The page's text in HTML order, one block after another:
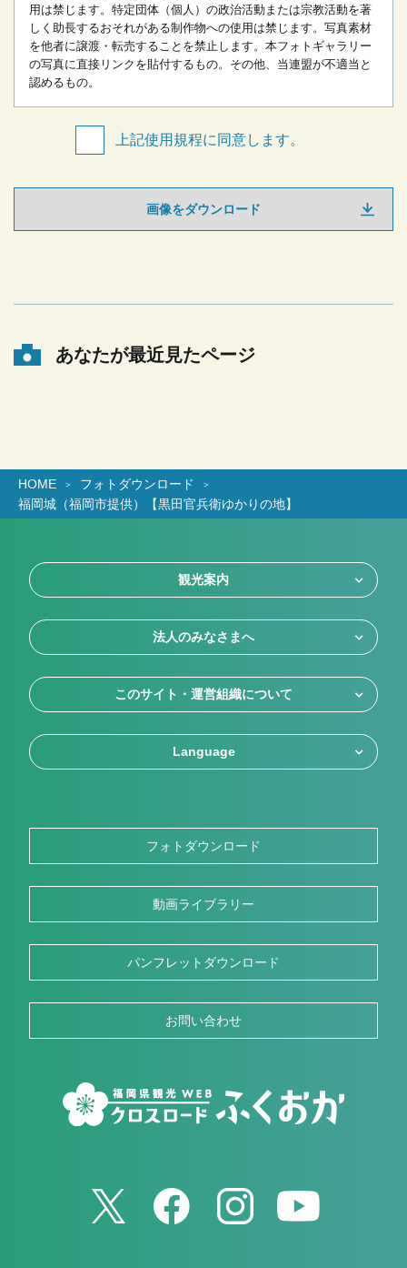
用は禁じます。 特定団体（個人）の政治活動または宗教活動を著
しく助長するおそれがある制作物への使用は禁じます。 写真素材
を他者に譲渡・転売することを禁止します。 本フォトギャラリー
の写真に直接リンクを貼付するもの。 その他、当連盟が不適当と
認めるもの。
上記使用規程に同意します。
画像をダウンロード
あなたが最近見たページ
HOME
フォトダウンロード
福岡城（福岡市提供）【黒田官兵衛ゆかりの地】
観光案内
法人のみなさまへ
このサイト・運営組織について
Language
フォトダウンロード
動画ライブラリー
パンフレットダウンロード
お問い合わせ